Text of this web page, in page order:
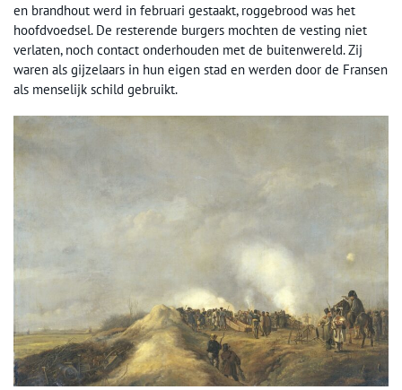
en brandhout werd in februari gestaakt, roggebrood was het
hoofdvoedsel. De resterende burgers mochten de vesting niet
verlaten, noch contact onderhouden met de buitenwereld. Zij
waren als gijzelaars in hun eigen stad en werden door de Fransen
als menselijk schild gebruikt.